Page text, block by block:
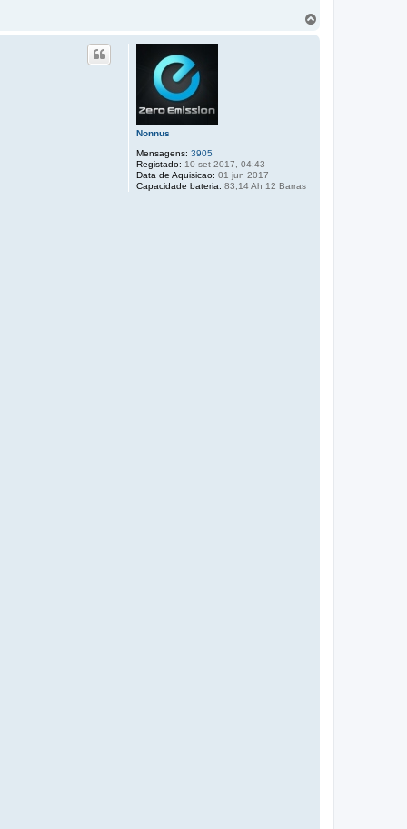
Nonnus
Mensagens: 3905
Registado: 10 set 2017, 04:43
Data de Aquisicao: 01 jun 2017
Capacidade bateria: 83,14 Ah 12 Barras